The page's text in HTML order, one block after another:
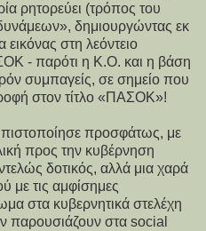
ρητορεύει (τρόπος του
δημιουργώντας εκ
στη λεόντειο
- παρότι η Κ.Ο. και η βάση
συμπαγείς, σε σημείο που
στον τίτλο «ΠΑΣΟΚ»!
προσφάτως, με
προς την κυβέρνηση
δοτικός, αλλά μια χαρά
με τις αμφίσημες
στα κυβερνητικά στελέχη
παρουσιάζουν στα social